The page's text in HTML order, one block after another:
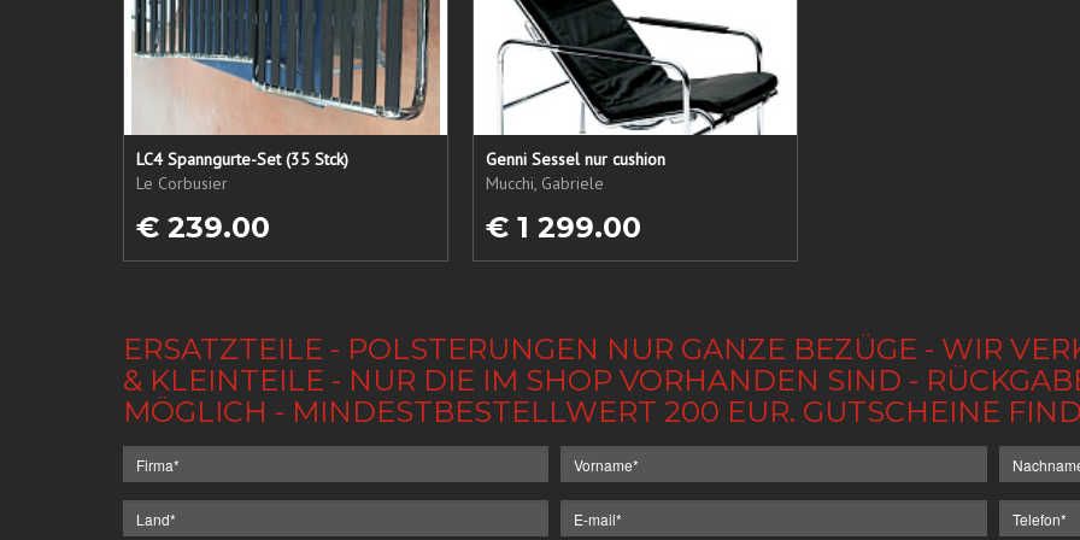
LC4 Spanngurte-Set (35 Stck)
Le Corbusier
€ 239.00
Genni Sessel nur cushion
Mucchi, Gabriele
€ 1 299.00
ERSATZTEILE - POLSTERUNGEN NUR GANZE BEZÜGE - WIR
& KLEINTEILE - NUR DIE IM SHOP VORHANDEN SIND -
MÖGLICH - MINDESTBESTELLWERT 200 EUR. GUTSCHEINE